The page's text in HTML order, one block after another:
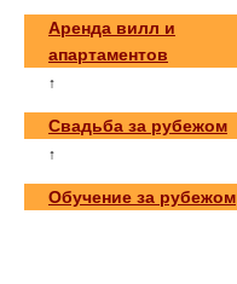
Аренда вилл и
апартаментов
↑
Свадьба за рубежом
↑
Обучение за рубежом